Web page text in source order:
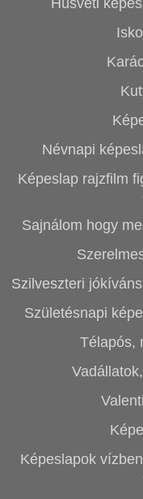
Húsvéti
Névnapi
Képeslap rajzfilm
Sajnálom hogy
Szilveszteri
Születésnapi
Télapós,
Képeslapok